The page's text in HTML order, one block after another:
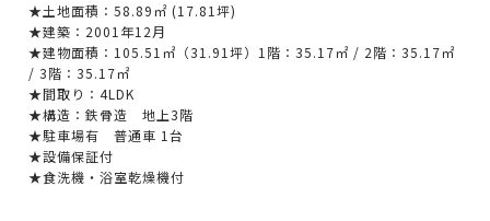
★土地面積：58.89㎡ (17.81坪)
★建築：2001年12月
★建物面積：105.51㎡（31.91坪）1階：35.17㎡ / 2階：35.17㎡
/ 3階：35.17㎡
★間取り：4LDK
★構造：鉄骨造 地上3階
★駐車場有 普通車 1台
★設備保証付
★食洗機・浴室乾燥機付